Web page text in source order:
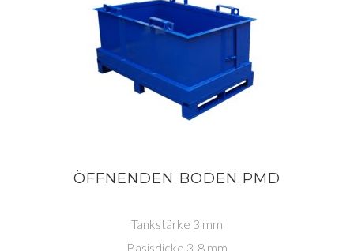
ÖFFNENDEN BODEN PMD
Tankstärke 3 mm
Basisdicke 3-8 mm